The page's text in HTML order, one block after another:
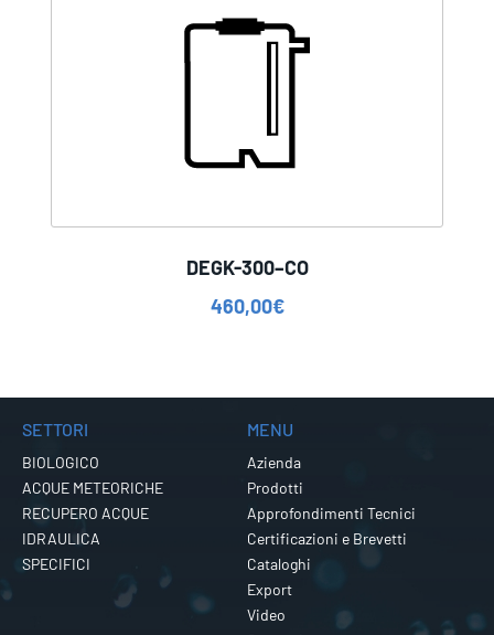
DEGK-300–CO
460,00€
SETTORI
BIOLOGICO
ACQUE METEORICHE
RECUPERO ACQUE
IDRAULICA
SPECIFICI
MENU
Azienda
Prodotti
Approfondimenti Tecnici
Certificazioni e Brevetti
Cataloghi
Export
Video